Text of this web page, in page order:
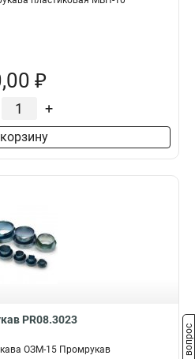
₽
+
PR08.3023
ОЗМ-15 Промрукав